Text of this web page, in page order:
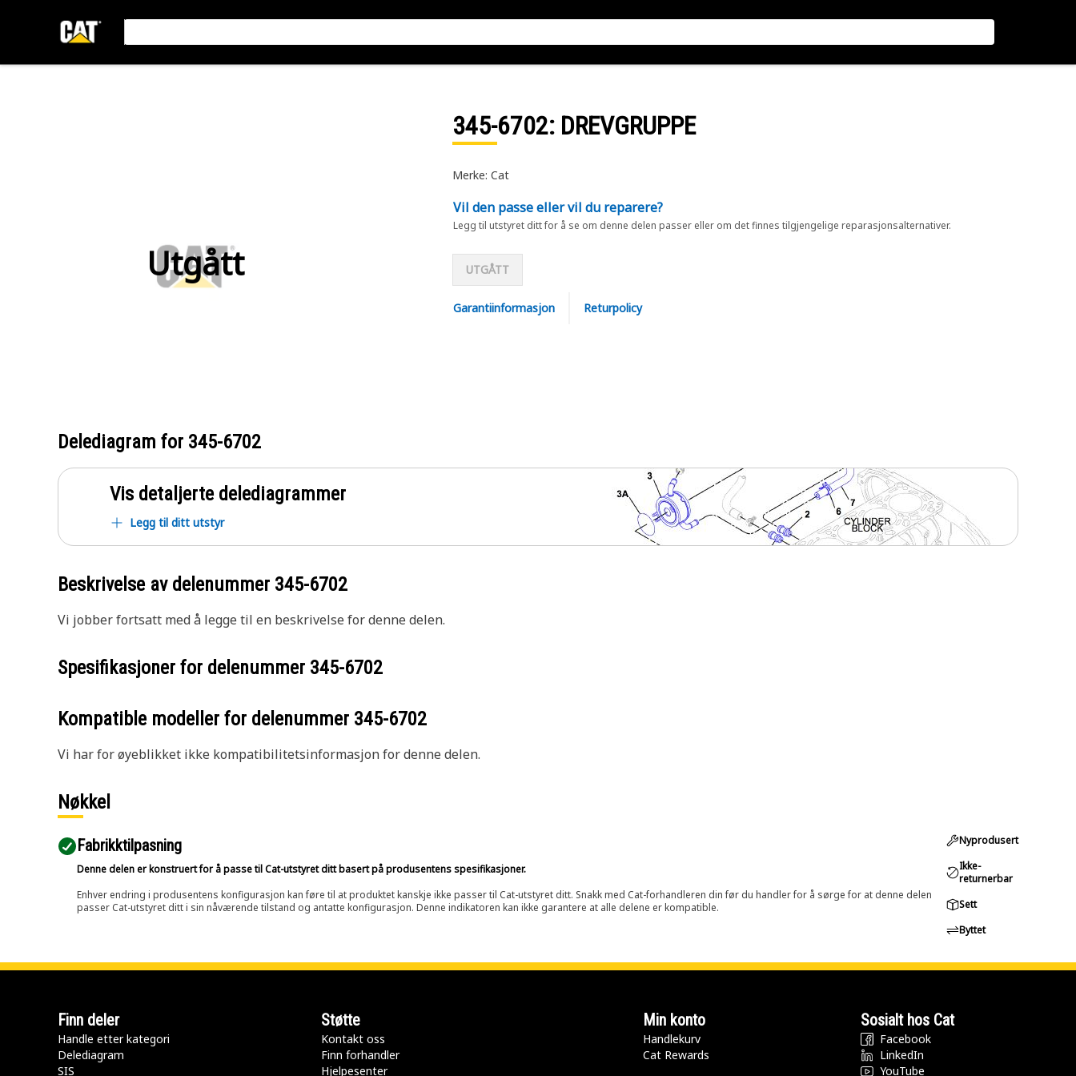
Utgått
345-6702: DREVGRUPPE
Merke: Cat
Vil den passe eller vil du reparere?
Legg til utstyret ditt for å se om denne delen passer eller om det finnes tilgjengelige reparasjonsalternativer.
UTGÅTT
Garantiinformasjon Returpolicy
Delediagram for 345-6702
Vis detaljerte delediagrammer
Legg til ditt utstyr
Beskrivelse av delenummer 345-6702
Vi jobber fortsatt med å legge til en beskrivelse for denne delen.
Spesifikasjoner for delenummer 345-6702
Kompatible modeller for delenummer 345-6702
Vi har for øyeblikket ikke kompatibilitetsinformasjon for denne delen.
Nøkkel
Fabrikktilpasning
Denne delen er konstruert for å passe til Cat-utstyret ditt basert på produsentens spesifikasjoner.
Enhver endring i produsentens konfigurasjon kan føre til at produktet kanskje ikke passer til Cat-utstyret ditt. Snakk med Cat-forhandleren din før du handler for å sørge for at denne delen
passer Cat-utstyret ditt i sin nåværende tilstand og antatte konfigurasjon. Denne indikatoren kan ikke garantere at alle delene er kompatible.
Nyprodusert
Ikke-
returnerbar
Sett
Byttet
Finn deler
Handle etter kategori
Delediagram
SIS
Støtte
Kontakt oss
Finn forhandler
Hjelpesenter
Min konto
Handlekurv
Cat Rewards
Sosialt hos Cat
Facebook
LinkedIn
YouTube